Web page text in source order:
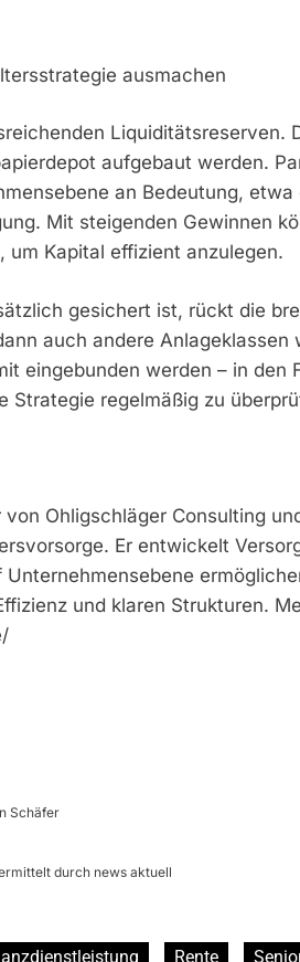
ausmachen
Liquiditätsreserven.
aufgebaut werden.
an Bedeutung,
Mit steigenden Gewinnen
um Kapital effizient anzulegen.
gesichert ist, rückt die
auch andere Anlageklassen
eingebunden werden – in den
Strategie regelmäßig zu
Ohligschläger Consulting
Er entwickelt
und klaren Strukturen.
Schäfer
durch news aktuell
Rente